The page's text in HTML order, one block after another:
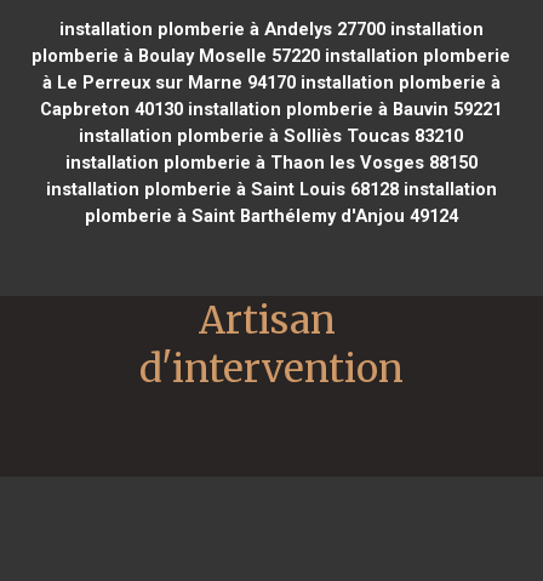
installation plomberie à Andelys 27700installation
plomberie à Boulay Moselle 57220 installation plomberie
à Le Perreux sur Marne 94170installation plomberie à
Capbreton 40130 installation plomberie à Bauvin 59221
installation plomberie à Solliès Toucas 83210
installation plomberie à Thaon les Vosges 88150
installation plomberie à Saint Louis 68128installation
plomberie à Saint Barthélemy d'Anjou 49124
Artisan
d'intervention